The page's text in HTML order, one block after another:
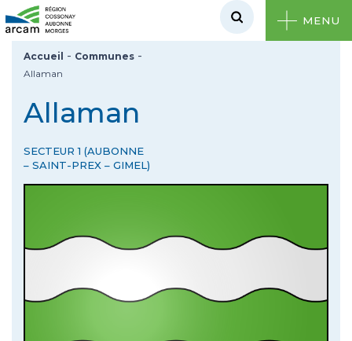
MENU
Accueil - Communes -
Allaman
Allaman
SECTEUR 1 (AUBONNE
– SAINT-PREX – GIMEL)